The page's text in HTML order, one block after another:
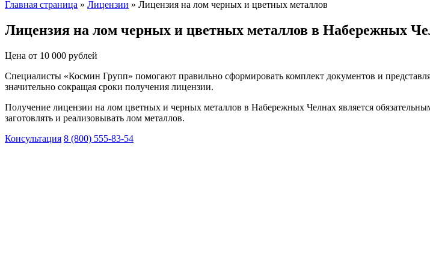
Главная страница » Лицензии » Лицензия на лом черных и цветных металлов
Лицензия на лом черных и цветных металлов в Набережных
Цена от 10 000 рублей
Специалисты «Космин Групп» помогают правильно сформировать комплект документов и
значительно сокращая сроки получения лицензии.
Получение лицензии на лом цветных и черных металлов в Набережных Челнах является
заготовлять и реализовывать лом металлов.
Консультация 8 (800) 555-83-54